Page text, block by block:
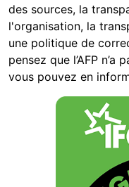
des sources, la
l'organisation, la
une politique de
pensez que l’AFP
vous pouvez en